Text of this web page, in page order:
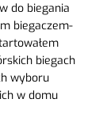
do biegania
biegaczem-
biegach
wyboru
w domu